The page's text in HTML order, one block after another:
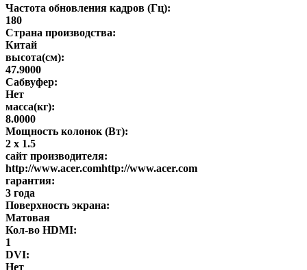
Частота обновления кадров (Гц):
180
Страна производства:
Китай
высота(см):
47.9000
Сабвуфер:
Нет
масса(кг):
8.0000
Мощность колонок (Вт):
2 х 1.5
сайт производителя:
http://www.acer.comhttp://www.acer.com
гарантия:
3 года
Поверхность экрана:
Матовая
Кол-во HDMI:
1
DVI:
Нет